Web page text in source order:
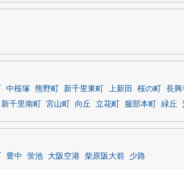
中桜塚 熊野町 新千里東町 上新田 桜の町 長興
新千里南町 宮山町 向丘 立花町 服部本町 緑丘
豊中 蛍池 大阪空港 柴原阪大前 少路